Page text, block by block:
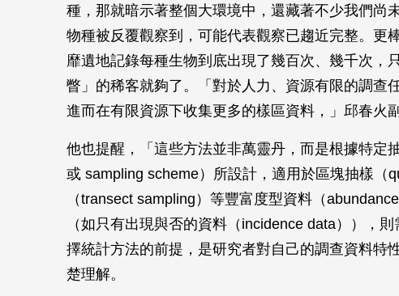
種，那就暗示著整個大環境中，還藏著不少我們尚
物種被反覆觀察到，可能代表觀察已趨近完整。更
靡遺地記錄每種生物到底出現了幾百次、幾千次，
瞥」的稀客就夠了。「對於人力、資源有限的調查
進而在有限資源下收集更多的樣區資料，」邱春火
他也提醒，「這些方法並非萬靈丹，而是根據特定
或 sampling scheme）所設計，適用於區塊抽樣（
（transect sampling）等豐富度型資料（
（如只有出現與否的資料（incidence data）），
擇統計方法的前提，是研究者對自己的調查資料特
楚理解。